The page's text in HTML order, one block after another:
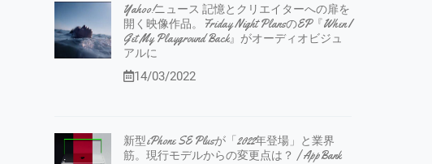
Yahoo!ニュース 記憶とクリエイターへの扉を
開く映像作品。Friday Night PlansのEP『When I
Get My Playground Back』がオーディオビジュ
アルに
14/03/2022
新型iPhone SE Plusが「2022年登場」と業界
筋。現行モデルからの変更点は？ | AppBank